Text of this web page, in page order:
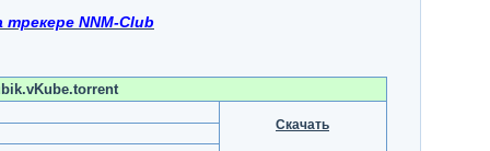
трекере NNM-Club
Скачать